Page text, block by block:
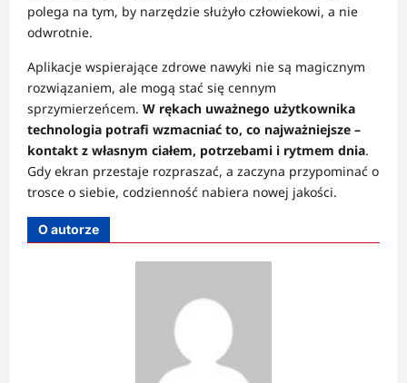
polega na tym, by narzędzie służyło człowiekowi, a nie
odwrotnie.
Aplikacje wspierające zdrowe nawyki nie są magicznym
rozwiązaniem, ale mogą stać się cennym
sprzymierzeńcem. W rękach uważnego użytkownika
technologia potrafi wzmacniać to, co najważniejsze –
kontakt z własnym ciałem, potrzebami i rytmem dnia.
Gdy ekran przestaje rozpraszać, a zaczyna przypominać o
trosce o siebie, codzienność nabiera nowej jakości.
O autorze